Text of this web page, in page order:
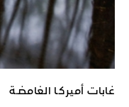
غابات أميركـا الغامضـة